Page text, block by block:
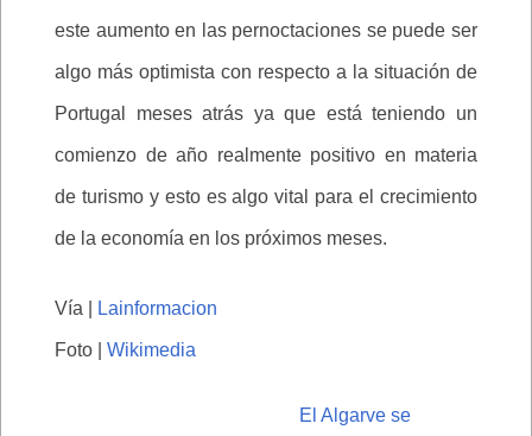
este aumento en las pernoctaciones se puede ser
algo más optimista con respecto a la situación de
Portugal meses atrás ya que está teniendo un
comienzo de año realmente positivo en materia
de turismo y esto es algo vital para el crecimiento
de la economía en los próximos meses.
Vía | Lainformacion
Foto | Wikimedia
El Algarve se